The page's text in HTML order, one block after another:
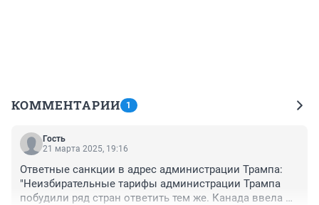
КОММЕНТАРИИ 1
Гость
21 марта 2025, 19:16
Ответные санкции в адрес администрации Трампа:
"Неизбирательные тарифы администрации Трампа
побудили ряд стран ответить тем же. Канада ввела